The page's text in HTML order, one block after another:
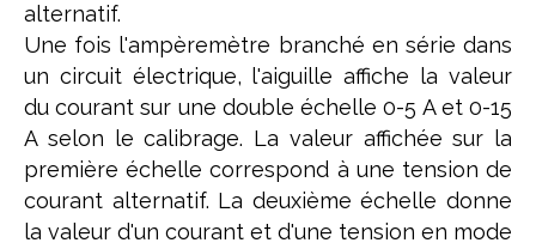
alternatif.
Une fois l'ampèremètre branché en série dans
un circuit électrique, l'aiguille affiche la valeur
du courant sur une double échelle 0-5 A et 0-15
A selon le calibrage. La valeur affichée sur la
première échelle correspond à une tension de
courant alternatif. La deuxième échelle donne
la valeur d'un courant et d'une tension en mode